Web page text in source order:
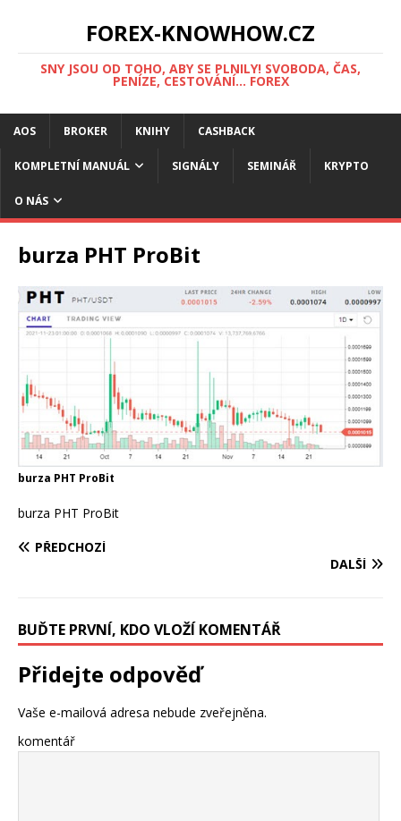
FOREX-KNOWHOW.CZ
SNY JSOU OD TOHO, ABY SE PLNILY! SVOBODA, ČAS,
PENÍZE, CESTOVÁNÍ... FOREX
AOS BROKER KNIHY CASHBACK
KOMPLETNÍ MANUÁL SIGNÁLY SEMINÁŘ KRYPTO
O NÁS
burza PHT ProBit
burza PHT ProBit
burza PHT ProBit
PŘEDCHOZÍ
DALŠÍ
BUĎTE PRVNÍ, KDO VLOŽÍ KOMENTÁŘ
Přidejte odpověď
Vaše e-mailová adresa nebude zveřejněna.
komentář